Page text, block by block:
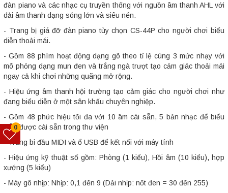
đàn piano và các nhạc cụ truyền thống với nguồn âm thanh AHL với
dải âm thanh dạng sóng lớn và siêu nén.
- Trang bị giá đỡ đàn piano tùy chọn CS-44P cho người chơi biểu
diễn thoải mái.
- Gồm 88 phím hoạt động dạng gõ theo tỉ lệ cùng 3 mức nhạy với
mô phỏng dạng mun đen và trắng ngà trượt tạo cảm giác thoải mái
ngay cả khi chơi những quãng mở rộng.
- Hiệu ứng âm thanh hội trường tạo cảm giác cho người chơi như
đang biểu diễn ở một sân khấu chuyên nghiệp.
- Gồm 48 phức hiệu tối đa với 10 âm cài sẵn, 5 bản nhạc để biểu
diễn được cài sẵn trong thư viện
- Trang bi đầu MIDI và ổ USB để kết nối với máy tính
- Hiệu ứng kỹ thuật số gồm: Phòng (1 kiểu), Hồi âm (10 kiểu), hợp
xướng (5 kiểu)
- Máy gõ nhịp: Nhịp: 0,1 đến 9 (Dải nhịp: nốt đen = 30 đến 255)
0